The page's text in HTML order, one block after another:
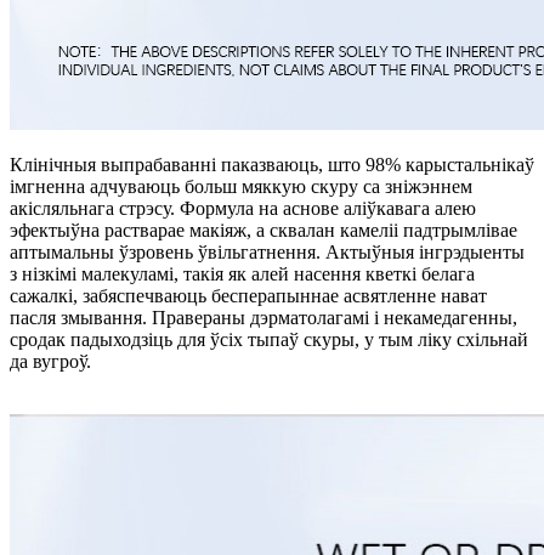
Клінічныя выпрабаванні паказваюць, што 98% карыстальнікаў
імгненна адчуваюць больш мяккую скуру са зніжэннем
акісляльнага стрэсу. Формула на аснове аліўкавага алею
эфектыўна растварае макіяж, а сквалан камеліі падтрымлівае
аптымальны ўзровень ўвільгатнення. Актыўныя інгрэдыенты
з нізкімі малекуламі, такія як алей насення кветкі белага
сажалкі, забяспечваюць бесперапыннае асвятленне нават
пасля змывання. Правераны дэрматолагамі і некамедагенны,
сродак падыходзіць для ўсіх тыпаў скуры, у тым ліку схільнай
да вугроў.